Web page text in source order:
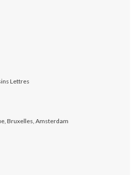
Lettres
Bruxelles, Amsterdam